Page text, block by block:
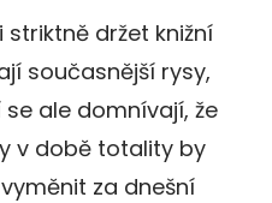
držet knižní
současnější rysy,
ale domnívají, že
v době totality by
za dnešní